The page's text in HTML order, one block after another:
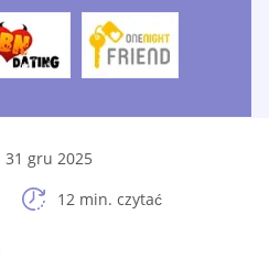
31 gru 2025
12 min. czytać